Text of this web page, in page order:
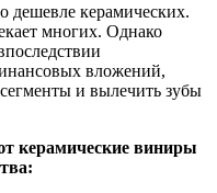
дешевле керамических.
многих. Однако
вложений,
и вылечить зубы
керамические виниры